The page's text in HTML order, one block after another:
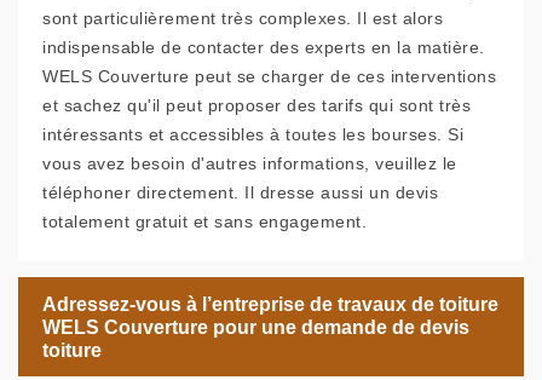
sont particulièrement très complexes. Il est alors
indispensable de contacter des experts en la matière.
WELS Couverture peut se charger de ces interventions
et sachez qu'il peut proposer des tarifs qui sont très
intéressants et accessibles à toutes les bourses. Si
vous avez besoin d'autres informations, veuillez le
téléphoner directement. Il dresse aussi un devis
totalement gratuit et sans engagement.
Adressez-vous à l’entreprise de travaux de toiture
WELS Couverture pour une demande de devis
toiture